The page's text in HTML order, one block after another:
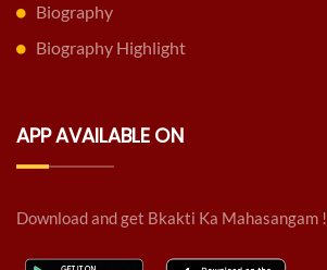
Biography
Biography Highlight
APP AVAILABLE ON
Download and get Bkakti Ka Mahasangam !